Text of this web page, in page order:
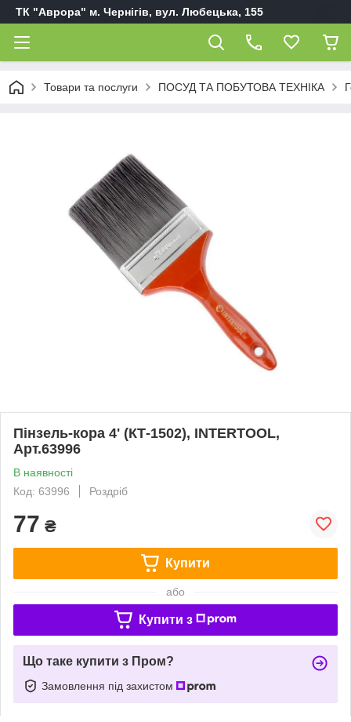
ТК "Аврора" м. Чернігів, вул. Любецька, 155
Товари та послуги ПОСУД ТА ПОБУТОВА ТЕХНІКА
Пінзель-кора 4' (КТ-1502), INTERTOOL,
Арт.63996
В наявності
Код: 63996
Роздріб
77 ₴
Купити
або
Купити з
Що таке купити з Пром?
Замовлення під захистом